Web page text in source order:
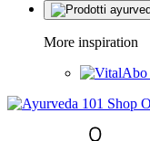
More inspiration